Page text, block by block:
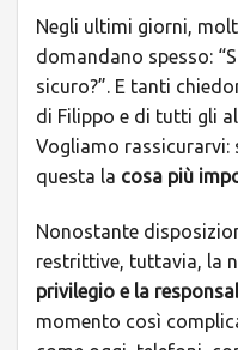
Negli ultimi giorni,
domandano spesso:
sicuro?”. E tanti
di Filippo e di tutti gli
Vogliamo
questa la cosa più
Nonostante
restrittive, tuttavia, la
privilegio e la
momento così